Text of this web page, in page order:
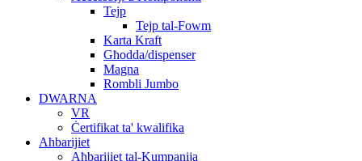
Tejp
Tejp tal-Fowm
Karta Kraft
Għodda/dispenser
Magna
Rombli Jumbo
DWARNA
VR
Ċertifikat ta' kwalifika
Aħbarijiet
Aħbarijiet tal-Kumpanija